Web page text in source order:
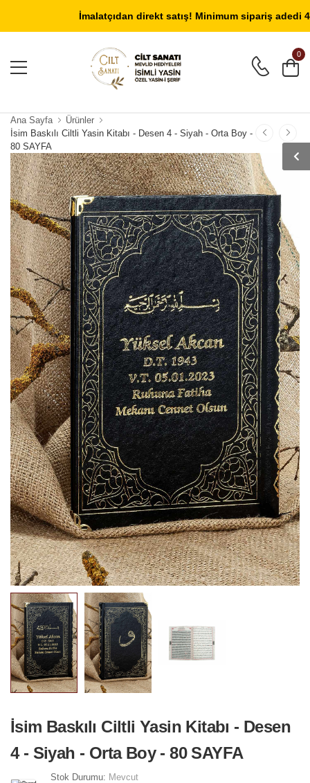
İmalatçıdan direkt satış! Minimum sipariş adedi 40
Giriş Yap Üye Ol
0
Ana Sayfa
Ürünler
İsim Baskılı Ciltli Yasin Kitabı - Desen 4 - Siyah - Orta Boy -
80 SAYFA
İsim Baskılı Ciltli Yasin Kitabı - Desen
4 - Siyah - Orta Boy - 80 SAYFA
Stok Durumu: Mevcut